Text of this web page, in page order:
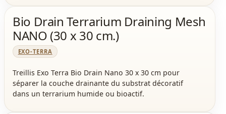
Bio Drain Terrarium Draining Mesh
NANO (30 x 30 cm.)
EXO-TERRA
Treillis Exo Terra Bio Drain Nano 30 x 30 cm pour
séparer la couche drainante du substrat décoratif
dans un terrarium humide ou bioactif.